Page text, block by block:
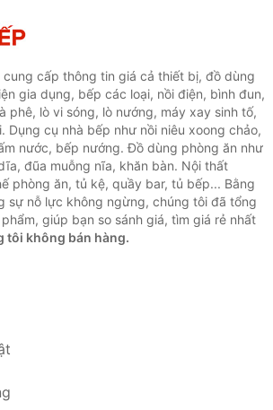
cung cấp thông tin giá cả thiết bị, đồ dùng
gia dụng, bếp các loại, nồi điện, bình đun,
phê, lò vi sóng, lò nướng, máy xay sinh tố,
Dụng cụ nhà bếp như nồi niêu xoong chảo,
nước, bếp nướng. Đồ dùng phòng ăn như
đũa muỗng nĩa, khăn bàn. Nội thất
phòng ăn, tủ kệ, quầy bar, tủ bếp... Bằng
sự nỗ lực không ngừng, chúng tôi đã tổng
giúp bạn so sánh giá, tìm giá rẻ nhất
tôi không bán hàng.